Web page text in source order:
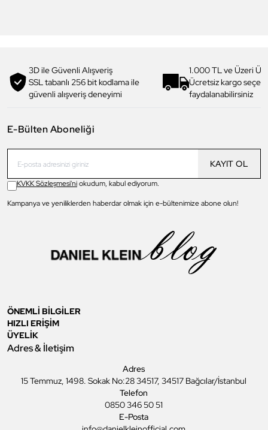
3D ile Güvenli Alışveriş
SSL tabanlı 256 bit kodlama ile
güvenli alışveriş deneyimi
1.000 TL ve Üzeri
Ücretsiz kargo
faydalanabilirsiniz
E-Bülten Aboneliği
KAYIT OL
KVKK Sözleşmesi'niokudum, kabul ediyorum.
Kampanya ve yeniliklerden haberdar olmak için e-bültenimize abone olun!
ÖNEMLİ BİLGİLER
HIZLI ERİŞİM
ÜYELİK
Adres & İletişim
Adres
15 Temmuz, 1498. Sokak No:28 34517, 34517 Bağcılar/İstanbul
Telefon
0850 346 50 51
E-Posta